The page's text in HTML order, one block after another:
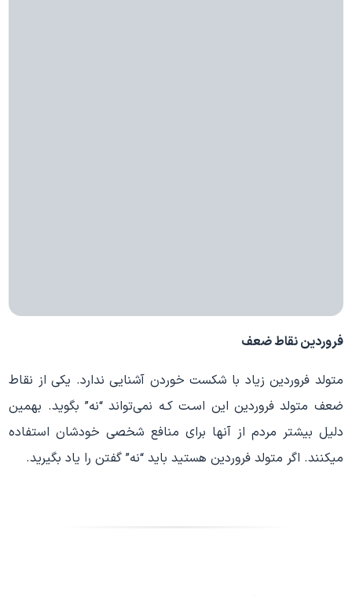
فروردین نقاط ضعف
متولد فروردین زیاد با شکست خوردن آشنایی ندارد. یکی از نقاط
ضعف متولد فروردین این اسـت کـه نمی‌تواند “نه” بگوید. بهمین
دلیل بیشتر مردم از آنها برای منافع شخصی خودشان استفاده
میکنند. اگر متولد فروردین هستید باید “نه” گفتن را یاد بگیرید.